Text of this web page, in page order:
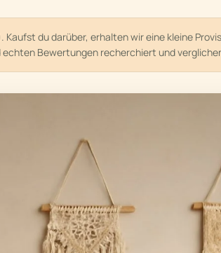
Kaufst du darüber, erhalten wir eine kleine
Bewertungen recherchiert und